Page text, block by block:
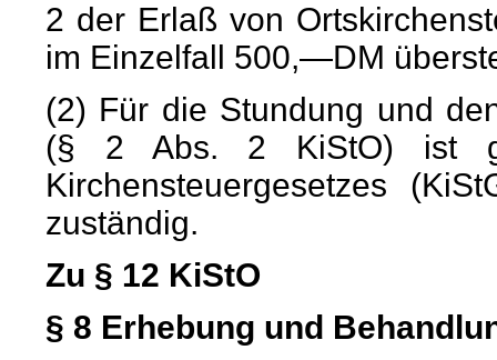
2 der Erlaß von
im Einzelfall 500,—DM
(2) Für die Stundung und
(§ 2 Abs. 2 KiStO) ist
Kirchensteuergesetzes
zuständig.
Zu § 12 KiStO
§ 8 Erhebung und